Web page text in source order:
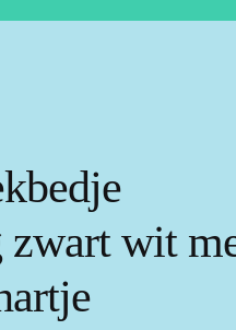
zwart wit